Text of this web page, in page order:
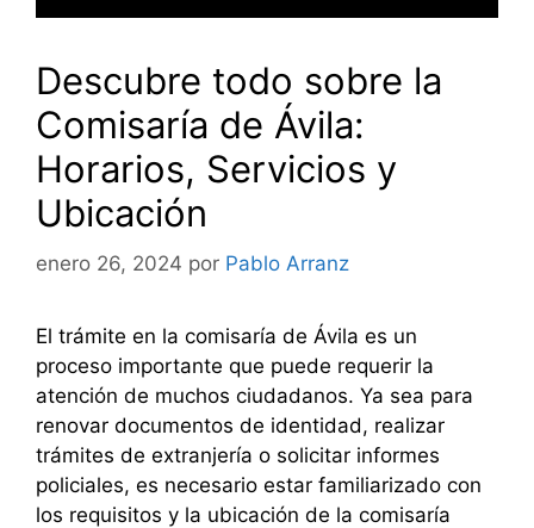
Descubre todo sobre la
Comisaría de Ávila:
Horarios, Servicios y
Ubicación
enero 26, 2024 por Pablo Arranz
El trámite en la comisaría de Ávila es un
proceso importante que puede requerir la
atención de muchos ciudadanos. Ya sea para
renovar documentos de identidad, realizar
trámites de extranjería o solicitar informes
policiales, es necesario estar familiarizado con
los requisitos y la ubicación de la comisaría